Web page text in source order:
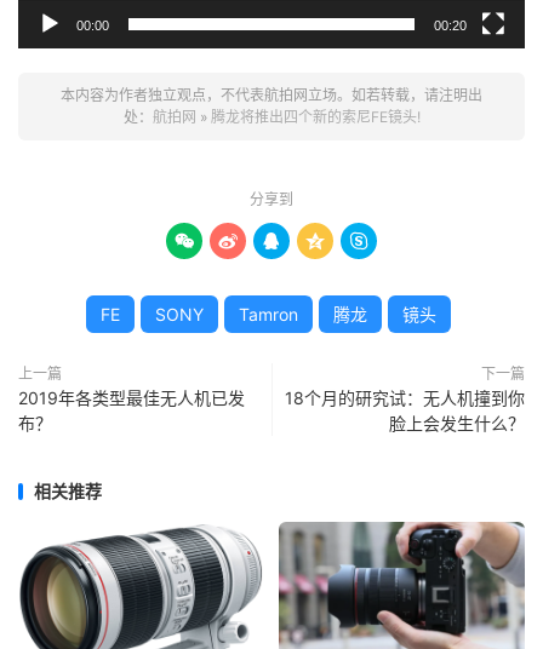
00:00 00:20
本内容为作者独立观点，不代表航拍网立场。如若转载，请注明出
处： 航拍网 » 腾龙将推出四个新的索尼FE镜头!
分享到
    
FE SONY Tamron 腾龙 镜头
上一篇
2019年各类型最佳无人机已发
布？
下一篇
18个月的研究试：无人机撞到你
脸上会发生什么？
相关推荐